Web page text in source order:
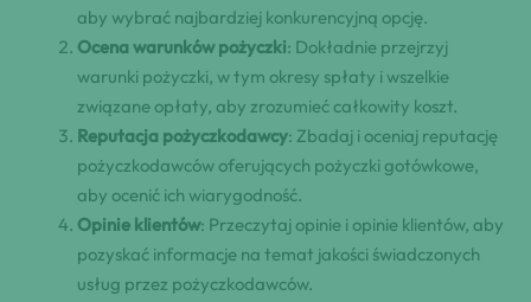
aby wybrać najbardziej konkurencyjną opcję.
Ocena warunków pożyczki: Dokładnie przejrzyj
warunki pożyczki, w tym okresy spłaty i wszelkie
związane opłaty, aby zrozumieć całkowity koszt.
Reputacja pożyczkodawcy: Zbadaj i oceniaj reputację
pożyczkodawców oferujących pożyczki gotówkowe,
aby ocenić ich wiarygodność.
Opinie klientów: Przeczytaj opinie i opinie klientów, aby
pozyskać informacje na temat jakości świadczonych
usług przez pożyczkodawców.